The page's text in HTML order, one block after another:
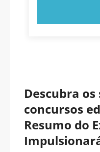
Descubra
concursos
Resumo do